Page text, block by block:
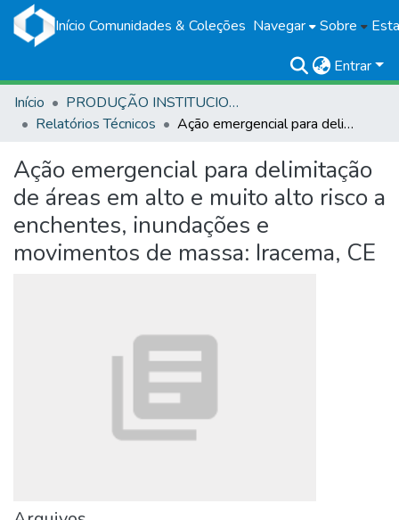
Início Comunidades & Coleções Navegar Sobre
Entrar
Início
PRODUÇÃO INSTITUCIONAL
Relatórios Técnicos
Ação emergencial para delimitação de áreas em alto e muito alto risco a enchentes, inundações e movimentos de massa: Iracema, CE
Ação emergencial para delimitação
de áreas em alto e muito alto risco a
enchentes, inundações e
movimentos de massa: Iracema, CE